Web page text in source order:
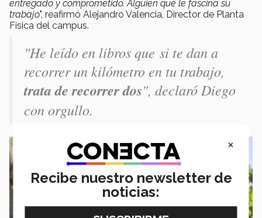
entregado y comprometido. Alguien que le fascina su
trabajo", reafirmó Alejandro Valencia, Director de Planta
Física del campus.
"He leído en libros que si te dan a
recorrer un kilómetro en tu trabajo,
trata de recorrer dos", declaró Diego
con orgullo.
×
Recibe nuestro newsletter de
noticias: